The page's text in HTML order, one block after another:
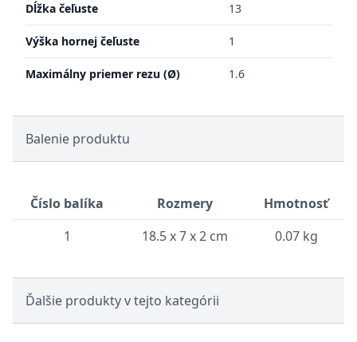
Dĺžka čeľuste 13
Výška hornej čeľuste 1
Maximálny priemer rezu (Ø) 1.6
Balenie produktu
Číslo balíka Rozmery
Hmotnosť
1
18.5 x 7 x 2 cm 0.07 kg
Ďalšie produkty v tejto kategórii